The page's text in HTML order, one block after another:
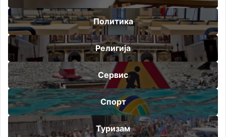
Политика
Религија
Сервис
Спорт
Туризам